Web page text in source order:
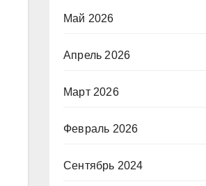
Май 2026
Апрель 2026
Март 2026
Февраль 2026
Сентябрь 2024